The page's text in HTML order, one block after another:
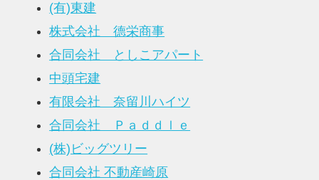
(有)東建
株式会社 德栄商事
合同会社 としこアパート
中頭宅建
有限会社 奈留川ハイツ
合同会社 Ｐａｄｄｌｅ
(株)ビッグツリー
合同会社 不動産崎原